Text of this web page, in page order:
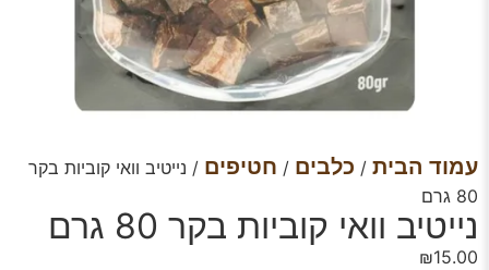
עמוד הבית / כלבים / חטיפים / נייטיב וואי קוביות בקר
80 גרם
נייטיב וואי קוביות בקר 80 גרם
₪15.00